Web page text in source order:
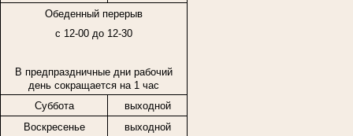
Обеденный перерыв
с 12-00 до 12-30
В предпраздничные дни рабочий
день сокращается на 1 час
Суббота
выходной
Воскресенье
выходной